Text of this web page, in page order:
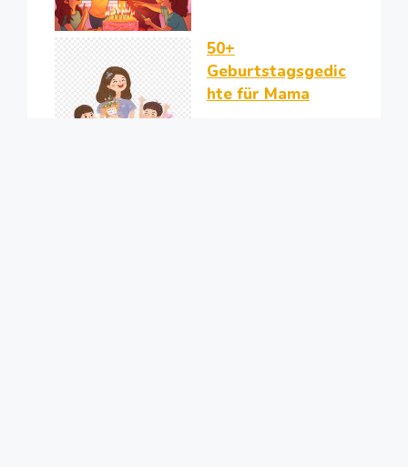
50+
Geburtstagsgedic
hte für Mama